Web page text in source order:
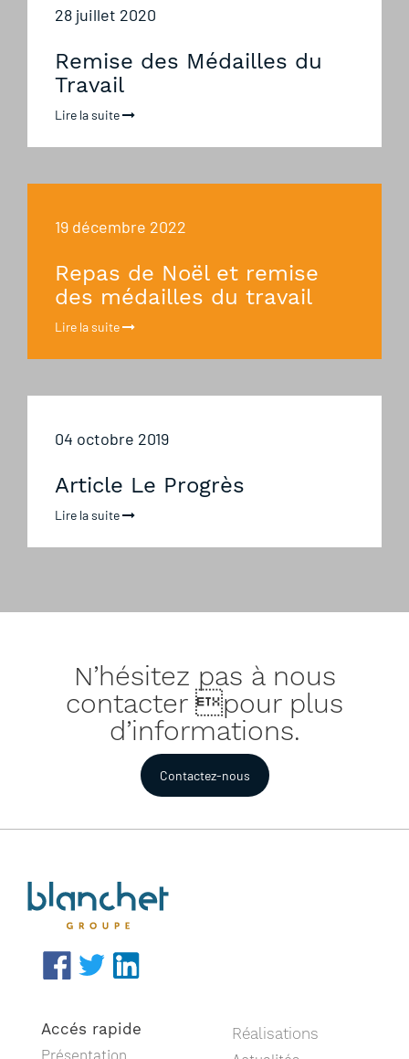
28 juillet 2020
Remise des Médailles du
Travail
Lire la suite
19 décembre 2022
Repas de Noël et remise
des médailles du travail
Lire la suite
04 octobre 2019
Article Le Progrès
Lire la suite
N’hésitez pas à nous
contacter pour plus
d’informations.
Contactez-nous
Accés rapide
Présentation
Réalisations